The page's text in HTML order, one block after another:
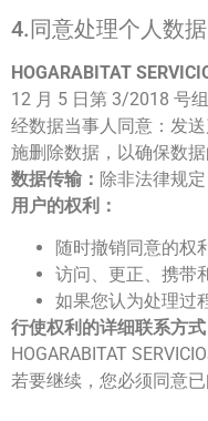
4.同意处理个人数据
HOGARABITAT
12 月 5 日第 3/2018 号
经数据当事人同意：发
施删除数据，以确保数据
数据传输： 除非法律规
用户的权利：
随时撤销同意的权
访问、更正、携带
如果您认为处理过
行使权利的详细联系方式
HOGARABITAT
若要继续，您必须同意已